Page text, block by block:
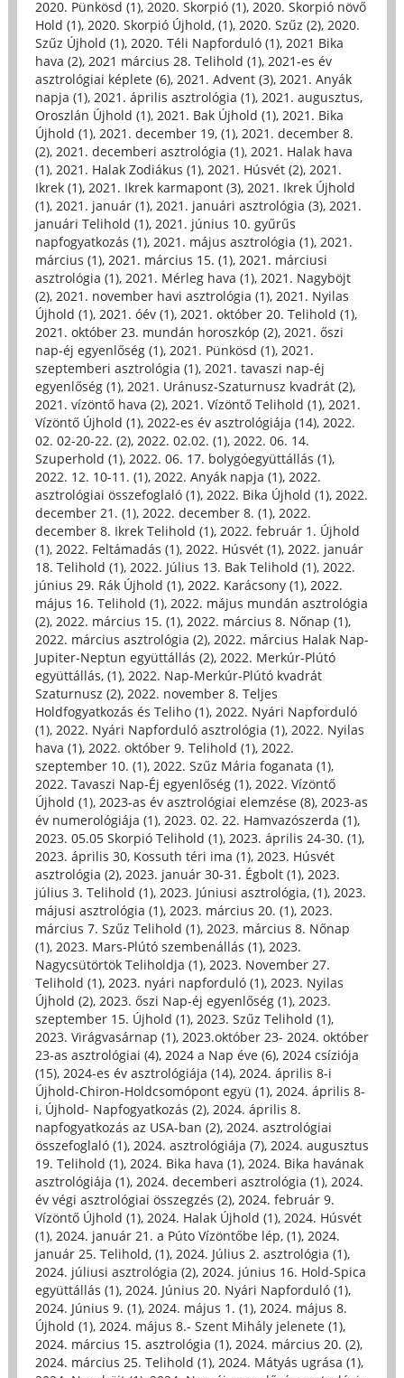
2020. Pünkösd (1), 2020. Skorpió (1), 2020. Skorpió növő
Hold (1), 2020. Skorpió Újhold, (1), 2020. Szűz (2), 2020.
Szűz Újhold (1), 2020. Téli Napforduló (1), 2021 Bika
hava (2), 2021 március 28. Telihold (1), 2021-es év
asztrológiai képlete (6), 2021. Advent (3), 2021. Anyák
napja (1), 2021. április asztrológia (1), 2021. augusztus,
Oroszlán Újhold (1), 2021. Bak Újhold (1), 2021. Bika
Újhold (1), 2021. december 19, (1), 2021. december 8.
(2), 2021. decemberi asztrológia (1), 2021. Halak hava
(1), 2021. Halak Zodiákus (1), 2021. Húsvét (2), 2021.
Ikrek (1), 2021. Ikrek karmapont (3), 2021. Ikrek Újhold
(1), 2021. január (1), 2021. januári asztrológia (3), 2021.
januári Telihold (1), 2021. június 10. gyűrűs
napfogyatkozás (1), 2021. május asztrológia (1), 2021.
március (1), 2021. március 15. (1), 2021. márciusi
asztrológia (1), 2021. Mérleg hava (1), 2021. Nagyböjt
(2), 2021. november havi asztrológia (1), 2021. Nyilas
Újhold (1), 2021. óév (1), 2021. október 20. Telihold (1),
2021. október 23. mundán horoszkóp (2), 2021. őszi
nap-éj egyenlőség (1), 2021. Pünkösd (1), 2021.
szeptemberi asztrológia (1), 2021. tavaszi nap-éj
egyenlőség (1), 2021. Uránusz-Szaturnusz kvadrát (2),
2021. vízöntő hava (2), 2021. Vízöntő Telihold (1), 2021.
Vízöntő Újhold (1), 2022-es év asztrológiája (14), 2022.
02. 02-20-22. (2), 2022. 02.02. (1), 2022. 06. 14.
Szuperhold (1), 2022. 06. 17. bolygóegyüttállás (1),
2022. 12. 10-11. (1), 2022. Anyák napja (1), 2022.
asztrológiai összefoglaló (1), 2022. Bika Újhold (1), 2022.
december 21. (1), 2022. december 8. (1), 2022.
december 8. Ikrek Telihold (1), 2022. február 1. Újhold
(1), 2022. Feltámadás (1), 2022. Húsvét (1), 2022. január
18. Telihold (1), 2022. Július 13. Bak Telihold (1), 2022.
június 29. Rák Újhold (1), 2022. Karácsony (1), 2022.
május 16. Telihold (1), 2022. május mundán asztrológia
(2), 2022. március 15. (1), 2022. március 8. Nőnap (1),
2022. március asztrológia (2), 2022. március Halak Nap-
Jupiter-Neptun együttállás (2), 2022. Merkúr-Plútó
együttállás, (1), 2022. Nap-Merkúr-Plútó kvadrát
Szaturnusz (2), 2022. november 8. Teljes
Holdfogyatkozás és Teliho (1), 2022. Nyári Napforduló
(1), 2022. Nyári Napforduló asztrológia (1), 2022. Nyilas
hava (1), 2022. október 9. Telihold (1), 2022.
szeptember 10. (1), 2022. Szűz Mária foganata (1),
2022. Tavaszi Nap-Éj egyenlőség (1), 2022. Vízöntő
Újhold (1), 2023-as év asztrológiai elemzése (8), 2023-as
év numerológiája (1), 2023. 02. 22. Hamvazószerda (1),
2023. 05.05 Skorpió Telihold (1), 2023. április 24-30. (1),
2023. április 30, Kossuth téri ima (1), 2023. Húsvét
asztrológia (2), 2023. január 30-31. Égbolt (1), 2023.
július 3. Telihold (1), 2023. Júniusi asztrológia, (1), 2023.
májusi asztrológia (1), 2023. március 20. (1), 2023.
március 7. Szűz Telihold (1), 2023. március 8. Nőnap
(1), 2023. Mars-Plútó szembenállás (1), 2023.
Nagycsütörtök Teliholdja (1), 2023. November 27.
Telihold (1), 2023. nyári napforduló (1), 2023. Nyilas
Újhold (2), 2023. őszi Nap-éj egyenlőség (1), 2023.
szeptember 15. Újhold (1), 2023. Szűz Telihold (1),
2023. Virágvasárnap (1), 2023.október 23- 2024. október
23-as asztrológiai (4), 2024 a Nap éve (6), 2024 csíziója
(15), 2024-es év asztrológiája (14), 2024. április 8-i
Újhold-Chiron-Holdcsomópont együ (1), 2024. április 8-
i, Újhold- Napfogyatkozás (2), 2024. április 8.
napfogyatkozás az USA-ban (2), 2024. asztrológiai
összefoglaló (1), 2024. asztrológiája (7), 2024. augusztus
19. Telihold (1), 2024. Bika hava (1), 2024. Bika havának
asztrológiája (1), 2024. decemberi asztrológia (1), 2024.
év végi asztrológiai összegzés (2), 2024. február 9.
Vízöntő Újhold (1), 2024. Halak Újhold (1), 2024. Húsvét
(1), 2024. január 21. a Púto Vízöntőbe lép, (1), 2024.
január 25. Telihold, (1), 2024. Július 2. asztrológia (1),
2024. júliusi asztrológia (2), 2024. június 16. Hold-Spica
együttállás (1), 2024. Június 20. Nyári Napforduló (1),
2024. Június 9. (1), 2024. május 1. (1), 2024. május 8.
Újhold (1), 2024. május 8.- Szent Mihály jelenete (1),
2024. március 15. asztrológia (1), 2024. március 20. (2),
2024. március 25. Telihold (1), 2024. Mátyás ugrása (1),